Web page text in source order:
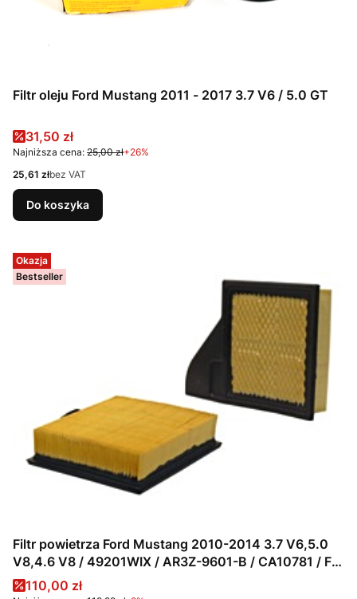
Filtr oleju Ford Mustang 2011 - 2017 3.7 V6 / 5.0 GT
Cena promocyjna
31,50 zł
Najniższa cena: 25,00 zł+26%
Cena
25,61 złbez VAT
Do koszyka
Okazja
Bestseller
Filtr powietrza Ford Mustang 2010-2014 3.7 V6,5.0
V8,4.6 V8 / 49201WIX / AR3Z-9601-B / CA10781 / FA
1897
Cena promocyjna
110,00 zł